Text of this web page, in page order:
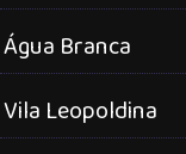
Água Branca
Vila Leopoldina